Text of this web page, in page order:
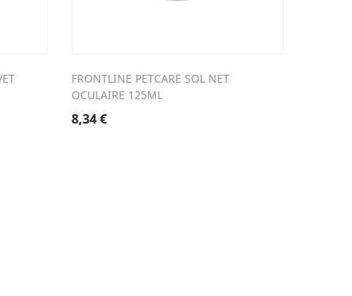
FRONTLINE PETCARE SOL NET
OCULAIRE 125ML
8,34€